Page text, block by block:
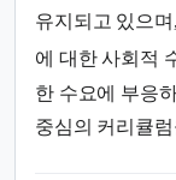
유지되고 있으
에 대한 사회적
한 수요에 부응
중심의 커리큘